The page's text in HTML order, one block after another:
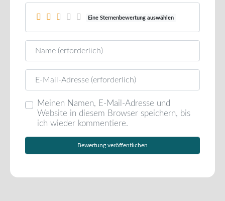
Eine Sternenbewertung auswählen
Name
E-Mail
Meinen Namen, E-Mail-Adresse und
Website in diesem Browser speichern, bis
ich wieder kommentiere.